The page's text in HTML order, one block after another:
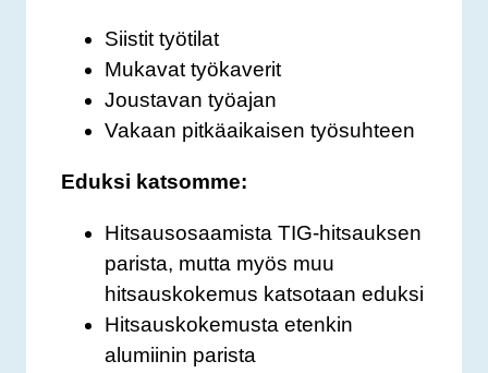
Siistit työtilat
Mukavat työkaverit
Joustavan työajan
Vakaan pitkäaikaisen työsuhteen
Eduksi katsomme:
Hitsausosaamista TIG-hitsauksen
parista, mutta myös muu
hitsauskokemus katsotaan eduksi
Hitsauskokemusta etenkin
alumiinin parista